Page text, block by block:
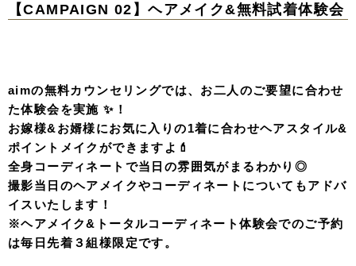
【CAMPAIGN 02】ヘアメイク&無料試着体験会
aimの無料カウンセリングでは、お二人のご要望に合わせ
た体験会を実施 ✨！
お嫁様&お婿様にお気に入りの1着に合わせヘアスタイル&
ポイントメイクができますよ💄
全身コーディネートで当日の雰囲気がまるわかり◎
撮影当日のヘアメイクやコーディネートについてもアドバ
イスいたします！
※ヘアメイク&トータルコーディネート体験会でのご予約
は毎日先着３組様限定です。